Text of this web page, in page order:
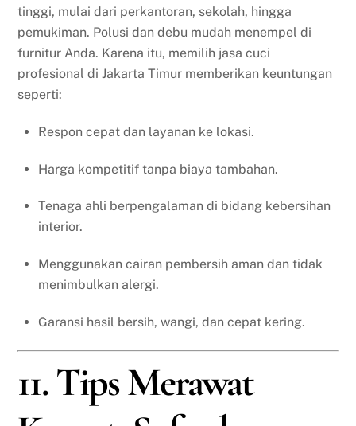
tinggi, mulai dari perkantoran, sekolah, hingga
pemukiman. Polusi dan debu mudah menempel di
furnitur Anda. Karena itu, memilih jasa cuci
profesional di Jakarta Timur memberikan keuntungan
seperti:
Respon cepat dan layanan ke lokasi.
Harga kompetitif tanpa biaya tambahan.
Tenaga ahli berpengalaman di bidang kebersihan
interior.
Menggunakan cairan pembersih aman dan tidak
menimbulkan alergi.
Garansi hasil bersih, wangi, dan cepat kering.
11. Tips Merawat